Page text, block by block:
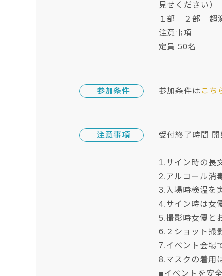
見せください）
１部 ２部 超
注意事項
定員 50名
参加条件 参加条件は こち
注意事項 受付終了時間
1.サイン時の長
2.アルコール消
3.入場時検温を
4.サイン時は女
5.撮影時女優と
6.２ショット撮
7.イベント会場
8.マスクの着用
■イベントを安